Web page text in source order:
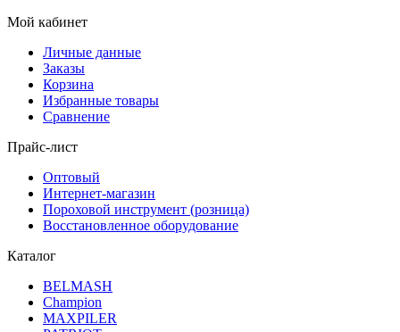
Мой кабинет
Личные данные
Заказы
Корзина
Избранные товары
Сравнение
Прайс-лист
Оптовый
Интернет-магазин
Пороховой инструмент (розница)
Восстановленное оборудование
Каталог
BELMASH
Champion
MAXPILER